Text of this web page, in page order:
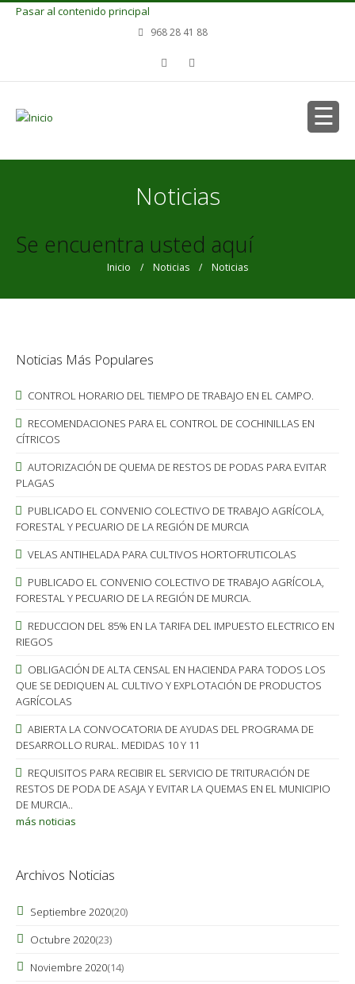
Pasar al contenido principal
968 28 41 88
Noticias
Se encuentra usted aquí
Inicio / Noticias / Noticias
Noticias Más Populares
CONTROL HORARIO DEL TIEMPO DE TRABAJO EN EL CAMPO.
RECOMENDACIONES PARA EL CONTROL DE COCHINILLAS EN
CÍTRICOS
AUTORIZACIÓN DE QUEMA DE RESTOS DE PODAS PARA EVITAR
PLAGAS
PUBLICADO EL CONVENIO COLECTIVO DE TRABAJO AGRÍCOLA,
FORESTAL Y PECUARIO DE LA REGIÓN DE MURCIA
VELAS ANTIHELADA PARA CULTIVOS HORTOFRUTICOLAS
PUBLICADO EL CONVENIO COLECTIVO DE TRABAJO AGRÍCOLA,
FORESTAL Y PECUARIO DE LA REGIÓN DE MURCIA.
REDUCCION DEL 85% EN LA TARIFA DEL IMPUESTO ELECTRICO EN
RIEGOS
OBLIGACIÓN DE ALTA CENSAL EN HACIENDA PARA TODOS LOS
QUE SE DEDIQUEN AL CULTIVO Y EXPLOTACIÓN DE PRODUCTOS
AGRÍCOLAS
ABIERTA LA CONVOCATORIA DE AYUDAS DEL PROGRAMA DE
DESARROLLO RURAL. MEDIDAS 10 Y 11
REQUISITOS PARA RECIBIR EL SERVICIO DE TRITURACIÓN DE
RESTOS DE PODA DE ASAJA Y EVITAR LA QUEMAS EN EL MUNICIPIO
DE MURCIA..
más noticias
Archivos Noticias
Septiembre 2020(20)
Octubre 2020(23)
Noviembre 2020(14)